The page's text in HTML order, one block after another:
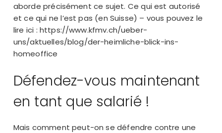
aborde précisément ce sujet. Ce qui est autorisé
et ce qui ne l’est pas (en Suisse) – vous pouvez le
lire ici : https://www.kfmv.ch/ueber-
uns/aktuelles/blog/der-heimliche-blick-ins-
homeoffice
Défendez-vous maintenant
en tant que salarié !
Mais comment peut-on se défendre contre une